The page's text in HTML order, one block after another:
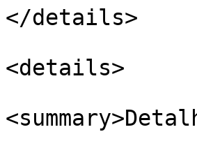
</details>
<details>